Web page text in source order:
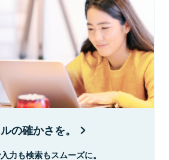
の確かさを。
力も検索もスムーズに。